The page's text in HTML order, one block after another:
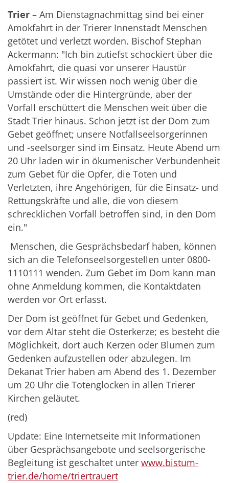
Trier – Am Dienstagnachmittag sind bei einer
Amokfahrt in der Trierer Innenstadt Menschen
getötet und verletzt worden. Bischof Stephan
Ackermann: "Ich bin zutiefst schockiert über die
Amokfahrt, die quasi vor unserer Haustür
passiert ist. Wir wissen noch wenig über die
Umstände oder die Hintergründe, aber der
Vorfall erschüttert die Menschen weit über die
Stadt Trier hinaus. Schon jetzt ist der Dom zum
Gebet geöffnet; unsere Notfallseelsorgerinnen
und -seelsorger sind im Einsatz. Heute Abend um
20 Uhr laden wir in ökumenischer Verbundenheit
zum Gebet für die Opfer, die Toten und
Verletzten, ihre Angehörigen, für die Einsatz- und
Rettungskräfte und alle, die von diesem
schrecklichen Vorfall betroffen sind, in den Dom
ein."
Menschen, die Gesprächsbedarf haben, können
sich an die Telefonseelsorgestellen unter 0800-
1110111 wenden. Zum Gebet im Dom kann man
ohne Anmeldung kommen, die Kontaktdaten
werden vor Ort erfasst.
Der Dom ist geöffnet für Gebet und Gedenken,
vor dem Altar steht die Osterkerze; es besteht die
Möglichkeit, dort auch Kerzen oder Blumen zum
Gedenken aufzustellen oder abzulegen. Im
Dekanat Trier haben am Abend des 1. Dezember
um 20 Uhr die Totenglocken in allen Trierer
Kirchen geläutet.
(red)
Update: Eine Internetseite mit Informationen
über Gesprächsangebote und seelsorgerische
Begleitung ist geschaltet unter www.bistum-
trier.de/home/triertrauert